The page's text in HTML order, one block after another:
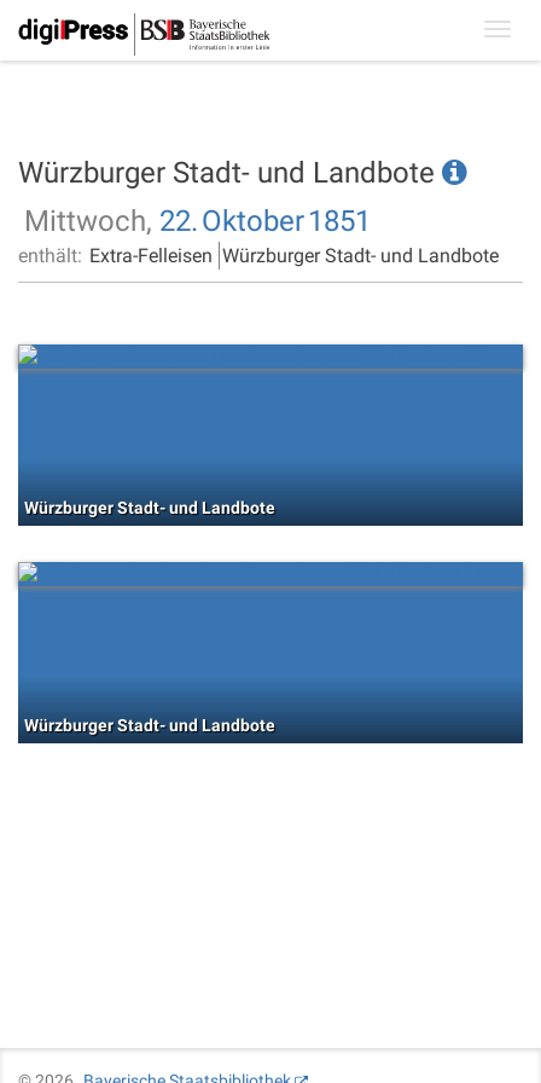
Würzburger Stadt- und Landbote
Mittwoch, 22.Oktober1851
enthält: Extra-Felleisen Würzburger Stadt- und Landbote
Würzburger Stadt- und Landbote
Würzburger Stadt- und Landbote